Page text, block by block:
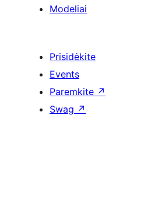
Modeliai
Prisidėkite
Events
Paremkite ↗
Swag ↗